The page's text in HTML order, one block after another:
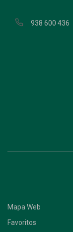
938 600 436
Mapa Web
Favoritos